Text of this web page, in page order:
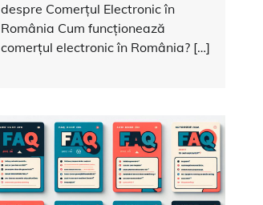
despre Comerțul Electronic în
România Cum funcționează
comerțul electronic în România? […]